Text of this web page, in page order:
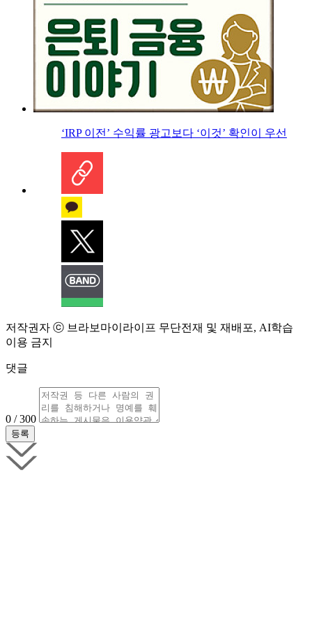
‘IRP 이전’ 수익률 광고보다 ‘이것’ 확인이 우선
저작권자 ⓒ 브라보마이라이프 무단전재 및 재배포, AI학습
이용 금지
댓글
0 / 300